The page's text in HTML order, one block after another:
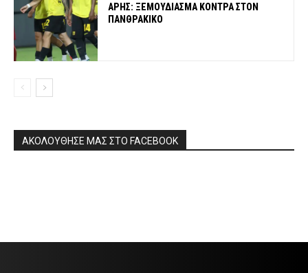
ΑΡΗΣ: ΞΕΜΟΥΔΙΑΣΜΑ ΚΟΝΤΡΑ ΣΤΟΝ
ΠΑΝΘΡΑΚΙΚΟ
ΑΚΟΛΟΥΘΗΣΕ ΜΑΣ ΣΤΟ FACEBOOK